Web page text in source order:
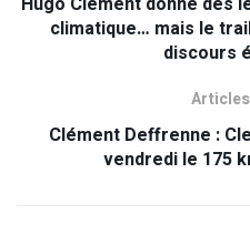
climatique… mais le
discours
Clément Deffrenne :
vendredi le 175